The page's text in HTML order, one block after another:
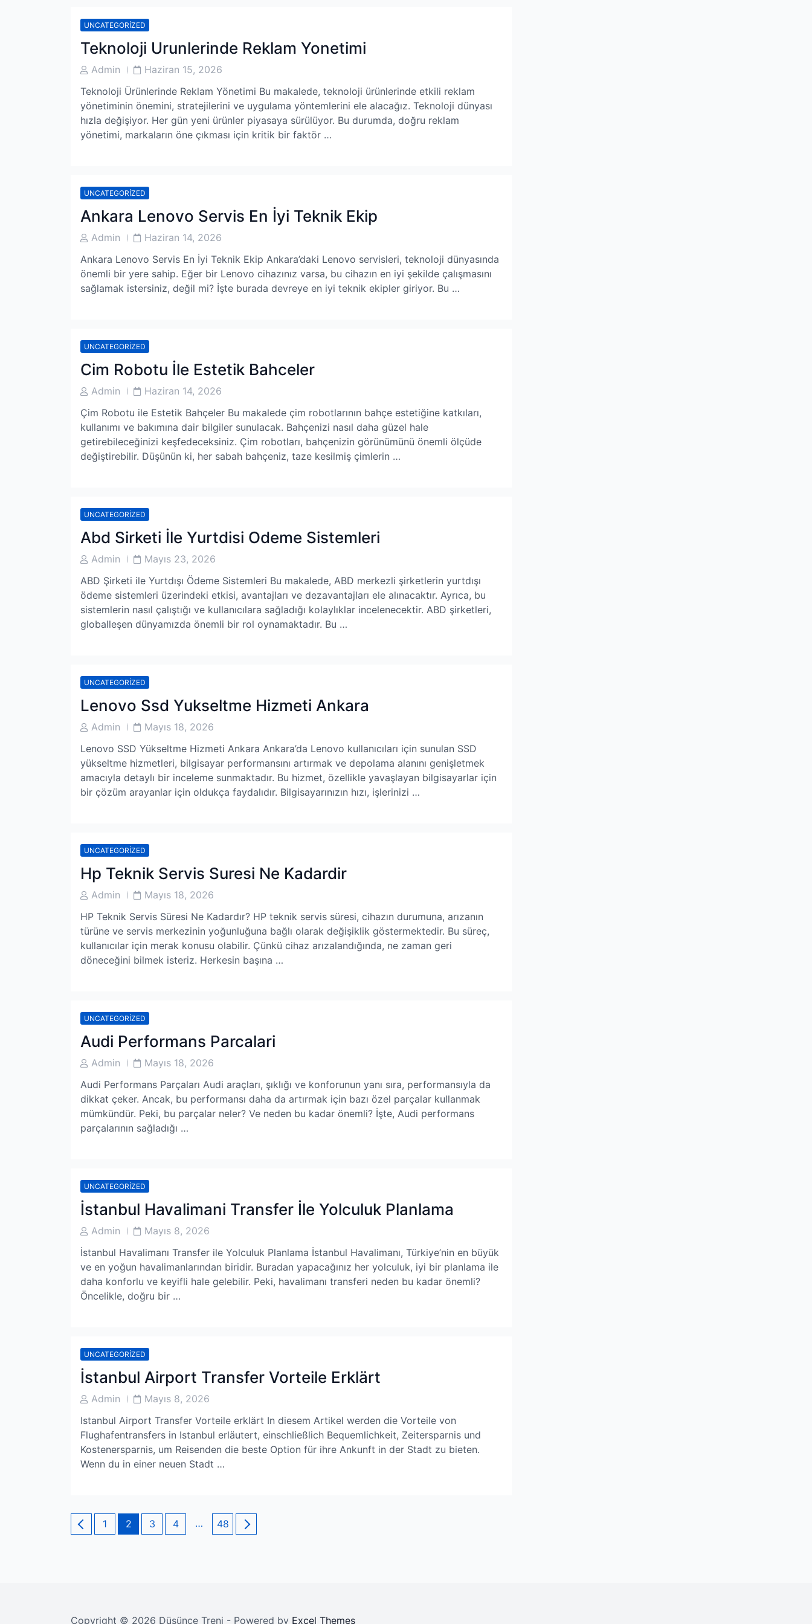
UNCATEGORIZED
Teknoloji Urunlerinde Reklam Yonetimi
PostAdmin
PostHaziran 15, 2026
Teknoloji Ürünlerinde Reklam Yönetimi Bu makalede, teknoloji ürünlerinde etkili reklam
yönetiminin önemini, stratejilerini ve uygulama yöntemlerini ele alacağız. Teknoloji dünyası
hızla değişiyor. Her gün yeni ürünler piyasaya sürülüyor. Bu durumda, doğru reklam
yönetimi, markaların öne çıkması için kritik bir faktör …
UNCATEGORIZED
Ankara Lenovo Servis En İyi Teknik Ekip
PostAdmin
PostHaziran 14, 2026
Ankara Lenovo Servis En İyi Teknik Ekip Ankara’daki Lenovo servisleri, teknoloji dünyasında
önemli bir yere sahip. Eğer bir Lenovo cihazınız varsa, bu cihazın en iyi şekilde çalışmasını
sağlamak istersiniz, değil mi? İşte burada devreye en iyi teknik ekipler giriyor. Bu …
UNCATEGORIZED
Cim Robotu İle Estetik Bahceler
PostAdmin
PostHaziran 14, 2026
Çim Robotu ile Estetik Bahçeler Bu makalede çim robotlarının bahçe estetiğine katkıları,
kullanımı ve bakımına dair bilgiler sunulacak. Bahçenizi nasıl daha güzel hale
getirebileceğinizi keşfedeceksiniz. Çim robotları, bahçenizin görünümünü önemli ölçüde
değiştirebilir. Düşünün ki, her sabah bahçeniz, taze kesilmiş çimlerin …
UNCATEGORIZED
Abd Sirketi İle Yurtdisi Odeme Sistemleri
PostAdmin
PostMayıs 23, 2026
ABD Şirketi ile Yurtdışı Ödeme Sistemleri Bu makalede, ABD merkezli şirketlerin yurtdışı
ödeme sistemleri üzerindeki etkisi, avantajları ve dezavantajları ele alınacaktır. Ayrıca, bu
sistemlerin nasıl çalıştığı ve kullanıcılara sağladığı kolaylıklar incelenecektir. ABD şirketleri,
globalleşen dünyamızda önemli bir rol oynamaktadır. Bu …
UNCATEGORIZED
Lenovo Ssd Yukseltme Hizmeti Ankara
PostAdmin
PostMayıs 18, 2026
Lenovo SSD Yükseltme Hizmeti Ankara Ankara’da Lenovo kullanıcıları için sunulan SSD
yükseltme hizmetleri, bilgisayar performansını artırmak ve depolama alanını genişletmek
amacıyla detaylı bir inceleme sunmaktadır. Bu hizmet, özellikle yavaşlayan bilgisayarlar için
bir çözüm arayanlar için oldukça faydalıdır. Bilgisayarınızın hızı, işlerinizi …
UNCATEGORIZED
Hp Teknik Servis Suresi Ne Kadardir
PostAdmin
PostMayıs 18, 2026
HP Teknik Servis Süresi Ne Kadardır? HP teknik servis süresi, cihazın durumuna, arızanın
türüne ve servis merkezinin yoğunluğuna bağlı olarak değişiklik göstermektedir. Bu süreç,
kullanıcılar için merak konusu olabilir. Çünkü cihaz arızalandığında, ne zaman geri
döneceğini bilmek isteriz. Herkesin başına …
UNCATEGORIZED
Audi Performans Parcalari
PostAdmin
PostMayıs 18, 2026
Audi Performans Parçaları Audi araçları, şıklığı ve konforunun yanı sıra, performansıyla da
dikkat çeker. Ancak, bu performansı daha da artırmak için bazı özel parçalar kullanmak
mümkündür. Peki, bu parçalar neler? Ve neden bu kadar önemli? İşte, Audi performans
parçalarının sağladığı …
UNCATEGORIZED
İstanbul Havalimani Transfer İle Yolculuk Planlama
PostAdmin
PostMayıs 8, 2026
İstanbul Havalimanı Transfer ile Yolculuk Planlama İstanbul Havalimanı, Türkiye’nin en büyük
ve en yoğun havalimanlarından biridir. Buradan yapacağınız her yolculuk, iyi bir planlama ile
daha konforlu ve keyifli hale gelebilir. Peki, havalimanı transferi neden bu kadar önemli?
Öncelikle, doğru bir …
UNCATEGORIZED
İstanbul Airport Transfer Vorteile Erklärt
PostAdmin
PostMayıs 8, 2026
Istanbul Airport Transfer Vorteile erklärt In diesem Artikel werden die Vorteile von
Flughafentransfers in Istanbul erläutert, einschließlich Bequemlichkeit, Zeitersparnis und
Kostenersparnis, um Reisenden die beste Option für ihre Ankunft in der Stadt zu bieten.
Wenn du in einer neuen Stadt …
Yazı
sayfalaması
Page
1 Page
2 Page
3 Page
4 … Page
48
Copyright © 2026 Düşünce Treni - Powered by Excel Themes